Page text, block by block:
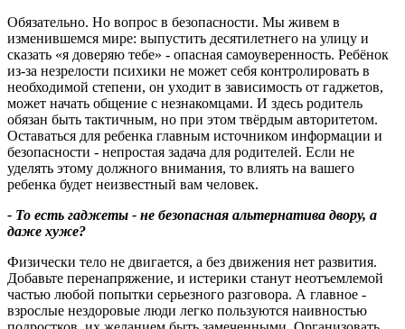
Обязательно. Но вопрос в безопасности. Мы живем в
изменившемся мире: выпустить десятилетнего на улицу и
сказать «я доверяю тебе» - опасная самоуверенность. Ребёнок
из-за незрелости психики не может себя контролировать в
необходимой степени, он уходит в зависимость от гаджетов,
может начать общение с незнакомцами. И здесь родитель
обязан быть тактичным, но при этом твёрдым авторитетом.
Оставаться для ребенка главным источником информации и
безопасности - непростая задача для родителей. Если не
уделять этому должного внимания, то влиять на вашего
ребенка будет неизвестный вам человек.
- То есть гаджеты - не безопасная альтернатива двору, а
даже хуже?
Физически тело не двигается, а без движения нет развития.
Добавьте перенапряжение, и истерики станут неотъемлемой
частью любой попытки серьезного разговора. А главное -
взрослые нездоровые люди легко пользуются наивностью